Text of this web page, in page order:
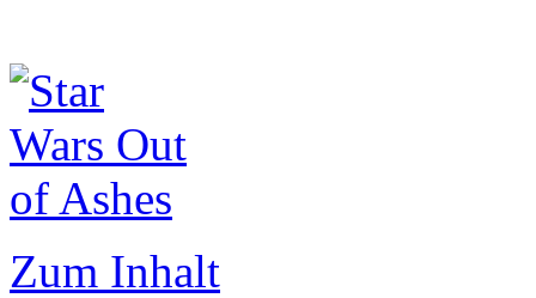
Zum Inhalt